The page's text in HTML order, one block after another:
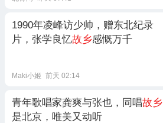
1990年凌峰访少帅，赠东北纪录
片，张学良忆故乡感慨万千
Maki小姬 前天 02:14
青年歌唱家龚爽与张也，同唱故乡
是北京，唯美又动听